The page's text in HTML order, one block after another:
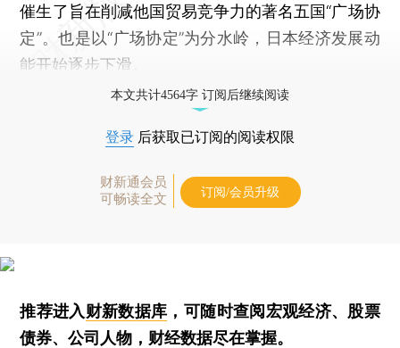
催生了旨在削减他国贸易竞争力的著名五国“广场协
定”。也是以“广场协定”为分水岭，日本经济发展动
能开始逐步下滑。
本文共计4564字 订阅后继续阅读
登录 后获取已订阅的阅读权限
财新通会员
可畅读全文
订阅/会员升级
推荐进入财新数据库 ，可随时查阅宏观经济、股票
债券、公司人物，财经数据尽在掌握。